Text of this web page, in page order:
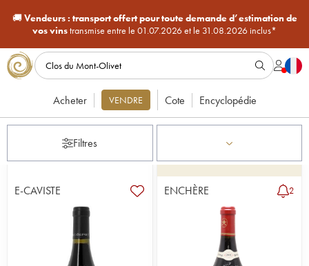
🚚Vendeurs : transport offert pour toute demande d’estimation de
vos vinstransmise entre le 01.07.2026 et le 31.08.2026 inclus*
Acheter VENDRE Cote Encyclopédie
Filtres
E-CAVISTE ENCHÈRE 2